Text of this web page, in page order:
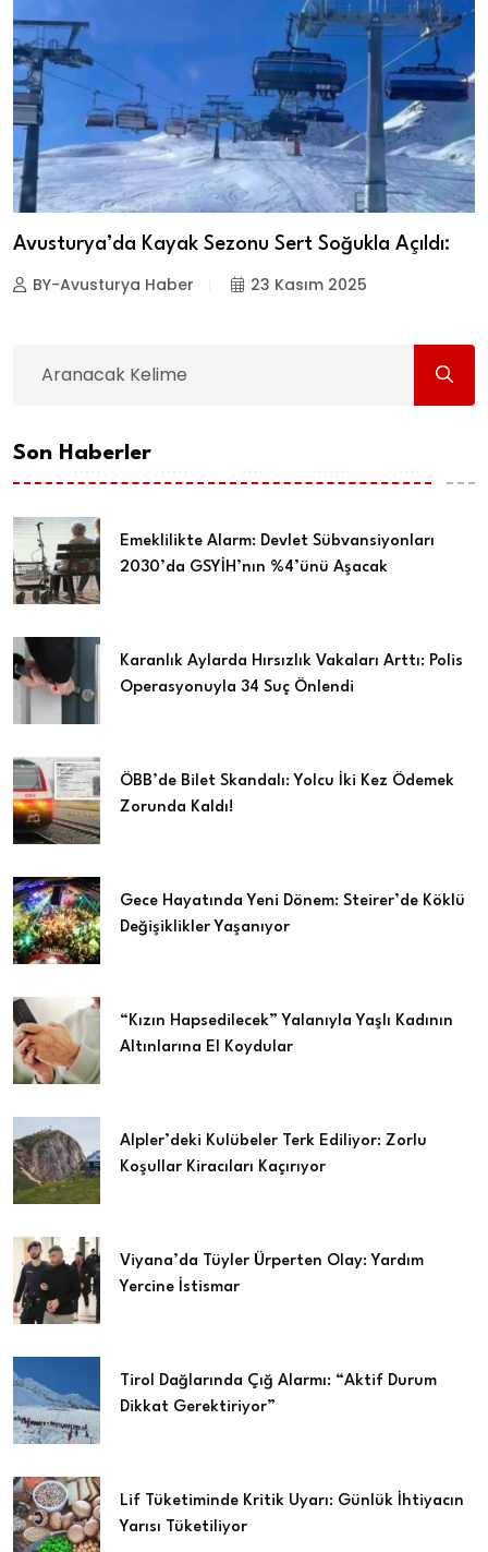
Avusturya’da Kayak Sezonu Sert Soğukla Açıldı:
BY-Avusturya Haber 23 Kasım 2025
Son Haberler
Emeklilikte Alarm: Devlet Sübvansiyonları
2030’da GSYİH’nın %4’ünü Aşacak
Karanlık Aylarda Hırsızlık Vakaları Arttı: Polis
Operasyonuyla 34 Suç Önlendi
ÖBB’de Bilet Skandalı: Yolcu İki Kez Ödemek
Zorunda Kaldı!
Gece Hayatında Yeni Dönem: Steirer’de Köklü
Değişiklikler Yaşanıyor
“Kızın Hapsedilecek” Yalanıyla Yaşlı Kadının
Altınlarına El Koydular
Alpler’deki Kulübeler Terk Ediliyor: Zorlu
Koşullar Kiracıları Kaçırıyor
Viyana’da Tüyler Ürperten Olay: Yardım
Yercine İstismar
Tirol Dağlarında Çığ Alarmı: “Aktif Durum
Dikkat Gerektiriyor”
Lif Tüketiminde Kritik Uyarı: Günlük İhtiyacın
Yarısı Tüketiliyor